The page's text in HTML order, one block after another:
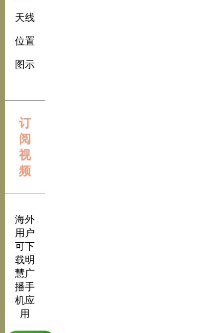
天线
位置
图示
订
阅
视
频
海外
用户
可下
载明
慧广
播手
机应
用